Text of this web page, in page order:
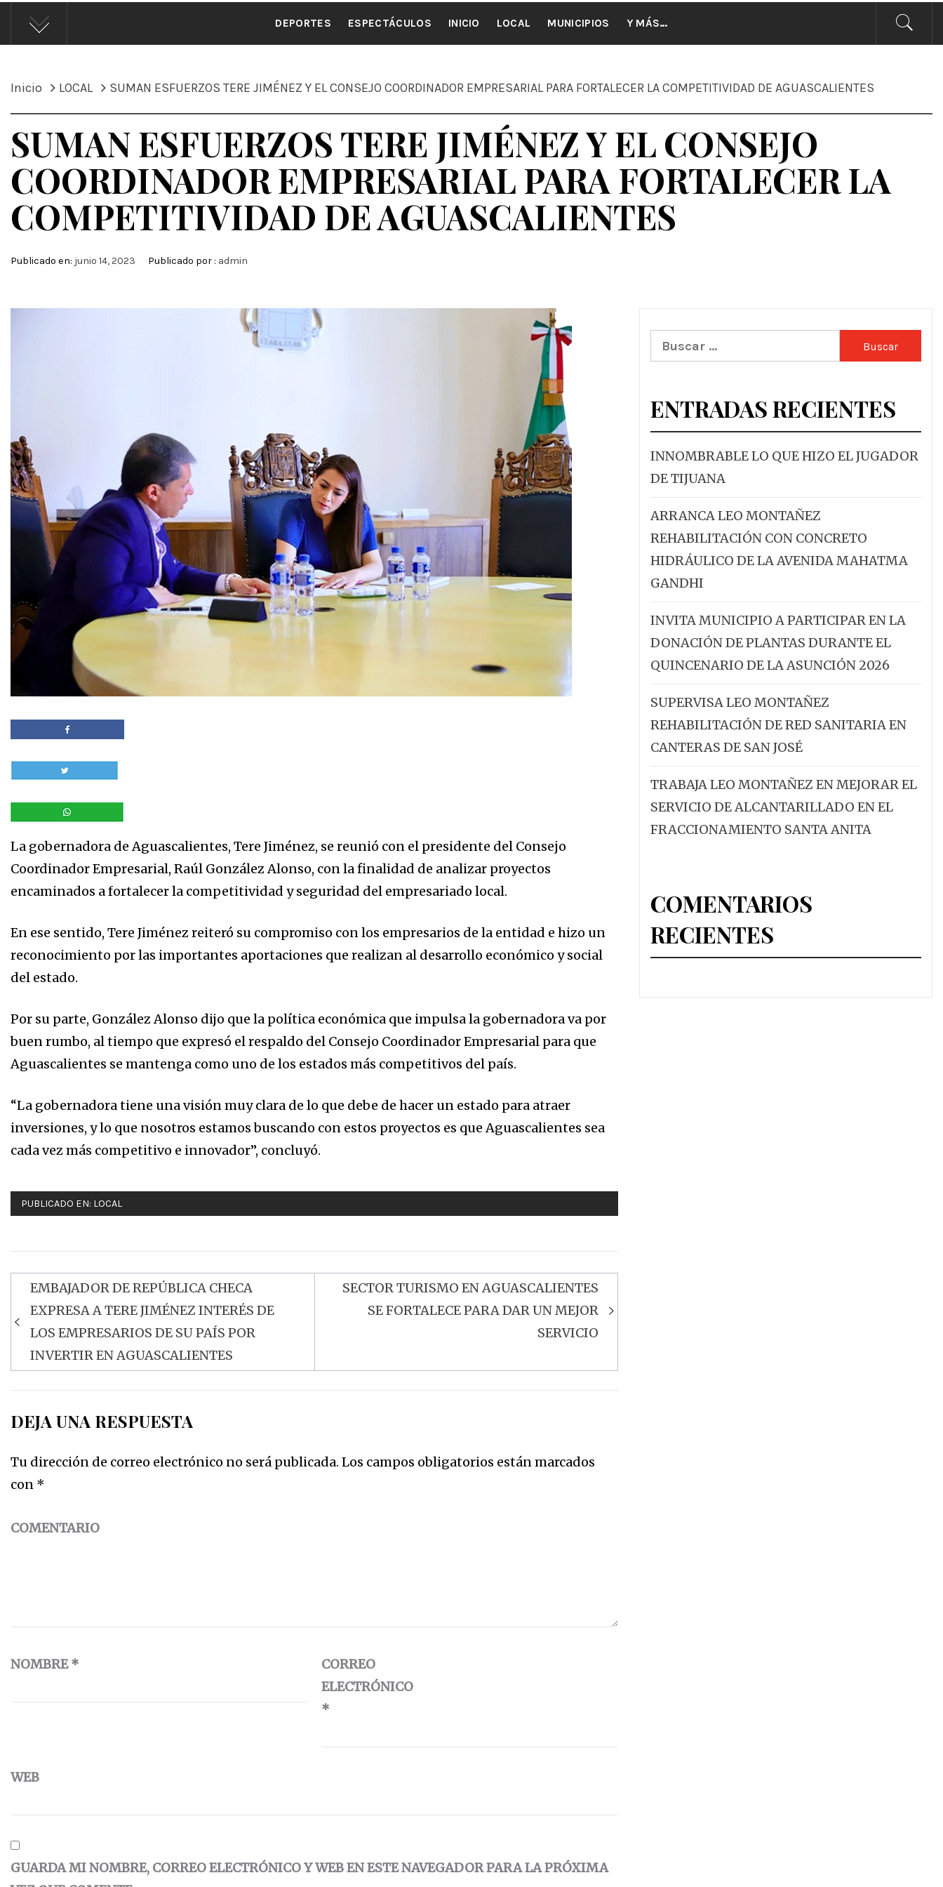
ÁNDALE NOTICIAS
DEPORTES ESPECTÁCULOS INICIO LOCAL MUNICIPIOS Y MÁS…
Inicio LOCAL SUMAN ESFUERZOS TERE JIMÉNEZ Y EL CONSEJO COORDINADOR EMPRESARIAL PARA FORTALECER LA COMPETITIVIDAD DE AGUASCALIENTES
SUMAN ESFUERZOS TERE JIMÉNEZ Y EL CONSEJO
COORDINADOR EMPRESARIAL PARA FORTALECER LA
COMPETITIVIDAD DE AGUASCALIENTES
Publicado en: junio 14, 2023 Publicado por : admin
La gobernadora de Aguascalientes, Tere Jiménez, se reunió con el presidente del Consejo
Coordinador Empresarial, Raúl González Alonso, con la finalidad de analizar proyectos
encaminados a fortalecer la competitividad y seguridad del empresariado local.
En ese sentido, Tere Jiménez reiteró su compromiso con los empresarios de la entidad e hizo un
reconocimiento por las importantes aportaciones que realizan al desarrollo económico y social
del estado.
Por su parte, González Alonso dijo que la política económica que impulsa la gobernadora va por
buen rumbo, al tiempo que expresó el respaldo del Consejo Coordinador Empresarial para que
Aguascalientes se mantenga como uno de los estados más competitivos del país.
“La gobernadora tiene una visión muy clara de lo que debe de hacer un estado para atraer
inversiones, y lo que nosotros estamos buscando con estos proyectos es que Aguascalientes sea
cada vez más competitivo e innovador”, concluyó.
PUBLICADO EN: LOCAL
Navegación
de
entradas
EMBAJADOR DE REPÚBLICA CHECA
EXPRESA A TERE JIMÉNEZ INTERÉS DE
LOS EMPRESARIOS DE SU PAÍS POR
INVERTIR EN AGUASCALIENTES
SECTOR TURISMO EN AGUASCALIENTES
SE FORTALECE PARA DAR UN MEJOR
SERVICIO
DEJA UNA RESPUESTA
Tu dirección de correo electrónico no será publicada. Los campos obligatorios están marcados
con *
COMENTARIO
NOMBRE*
CORREO
ELECTRÓNICO
*
WEB
GUARDA MI NOMBRE, CORREO ELECTRÓNICO Y WEB EN ESTE NAVEGADOR PARA LA PRÓXIMA
Buscar:
ENTRADAS RECIENTES
INNOMBRABLE LO QUE HIZO EL JUGADOR
DE TIJUANA
ARRANCA LEO MONTAÑEZ
REHABILITACIÓN CON CONCRETO
HIDRÁULICO DE LA AVENIDA MAHATMA
GANDHI
INVITA MUNICIPIO A PARTICIPAR EN LA
DONACIÓN DE PLANTAS DURANTE EL
QUINCENARIO DE LA ASUNCIÓN 2026
SUPERVISA LEO MONTAÑEZ
REHABILITACIÓN DE RED SANITARIA EN
CANTERAS DE SAN JOSÉ
TRABAJA LEO MONTAÑEZ EN MEJORAR EL
SERVICIO DE ALCANTARILLADO EN EL
FRACCIONAMIENTO SANTA ANITA
COMENTARIOS
RECIENTES